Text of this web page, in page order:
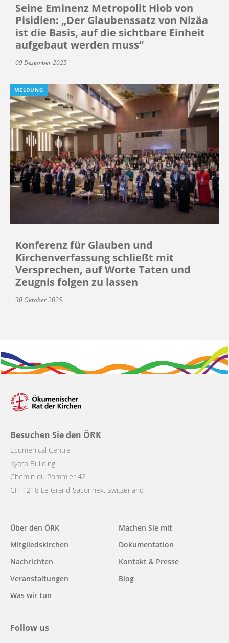
Seine Eminenz Metropolit Hiob von
Pisidien: „Der Glaubenssatz von Nizäa
ist die Basis, auf die sichtbare Einheit
aufgebaut werden muss“
09 Dezember 2025
MELDUNG
Konferenz für Glauben und
Kirchenverfassung schließt mit
Versprechen, auf Worte Taten und
Zeugnis folgen zu lassen
30 Oktober 2025
Besuchen Sie den ÖRK
Ecumenical Centre
Kyoto Building
Chemin du Pommier 42
CH-1218 Le Grand-Saconnex, Switzerland
Main
navigation
Über den ÖRK
Mitgliedskirchen
Nachrichten
Veranstaltungen
Was wir tun
Machen Sie mit
Dokumentation
Kontakt & Presse
Blog
Follow us